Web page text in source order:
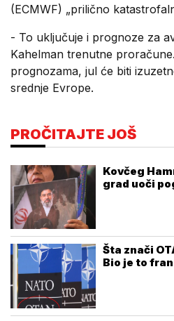
(ECMWF) „prilično
- To uključuje i prognoze za
Kahelman trenutne
prognozama, jul će biti
srednje Evrope.
PROČITAJTE JOŠ
Kovčeg
grad uoči
Šta znači
Bio je to